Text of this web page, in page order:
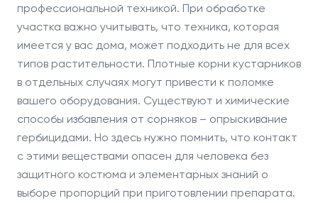
профессиональной техникой. При обработке
участка важно учитывать, что техника, которая
имеется у вас дома, может подходить не для всех
типов растительности. Плотные корни кустарников
в отдельных случаях могут привести к поломке
вашего оборудования. Существуют и химические
способы избавления от сорняков – опрыскивание
гербицидами. Но здесь нужно помнить, что контакт
с этими веществами опасен для человека без
защитного костюма и элементарных знаний о
выборе пропорций при приготовлении препарата.